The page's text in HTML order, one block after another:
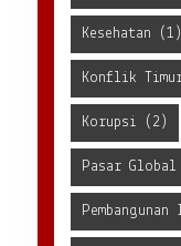
Kesehatan (1)
Konflik
Korupsi (2)
Pasar Global